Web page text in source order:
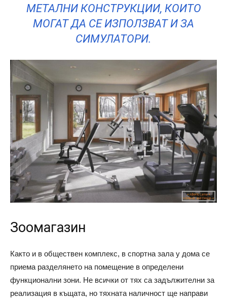
МЕТАЛНИ КОНСТРУКЦИИ, КОИТО
МОГАТ ДА СЕ ИЗПОЛЗВАТ И ЗА
СИМУЛАТОРИ.
Зоомагазин
Както и в обществен комплекс, в спортна зала у дома се
приема разделянето на помещение в определени
функционални зони. Не всички от тях са задължителни за
реализация в къщата, но тяхната наличност ще направи